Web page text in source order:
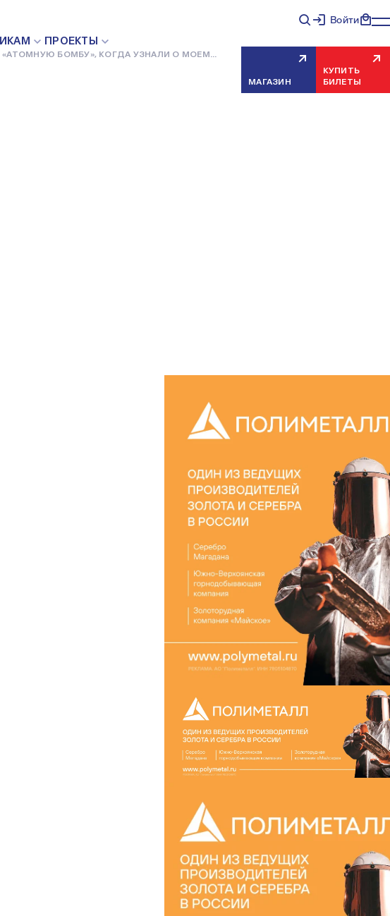
ПРОЕКТЫ
БОМБУ», КОГДА УЗНАЛИ О МОЕМ
Войти
МАГАЗИН
КУПИТЬ
БИЛЕТЫ